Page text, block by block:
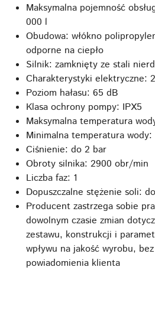
Maksymalna pojemność
000 l
Obudowa: włókno
odporne na ciepło
Silnik: zamknięty ze stali
Charakterystyki elektryczne:
Poziom hałasu: 65 dB
Klasa ochrony pompy: IPX5
Maksymalna temperatura
Minimalna temperatura
Ciśnienie: do 2 bar
Obroty silnika: 2900 obr/min
Liczba faz: 1
Dopuszczalne stężenie soli:
Producent zastrzega sobie
dowolnym czasie zmian
zestawu, konstrukcji i
wpływu na jakość wyrobu,
powiadomienia klienta